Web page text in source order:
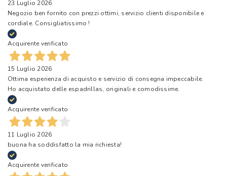
23 Luglio 2026
Negozio ben fornito con prezzi ottimi, servizio clienti disponibile e
cordiale. Consigliatissimo !
Acquirente verificato
15 Luglio 2026
Ottima esperienza di acquisto e servizio di consegna impeccabile.
Ho acquistato delle espadrillas, originali e comodissime.
Acquirente verificato
11 Luglio 2026
buona ha soddisfatto la mia richiesta!
Acquirente verificato